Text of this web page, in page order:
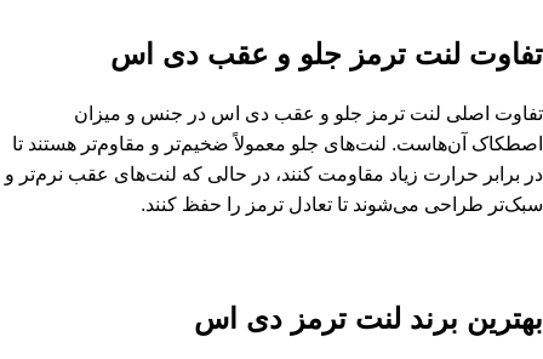
تفاوت لنت ترمز جلو و عقب دی اس
تفاوت اصلی لنت ترمز جلو و عقب دی اس در جنس و میزان
اصطکاک آن‌هاست. لنت‌های جلو معمولاً ضخیم‌تر و مقاوم‌تر هستند تا
در برابر حرارت زیاد مقاومت کنند، در حالی که لنت‌های عقب نرم‌تر و
سبک‌تر طراحی می‌شوند تا تعادل ترمز را حفظ کنند.
بهترین برند لنت ترمز دی اس